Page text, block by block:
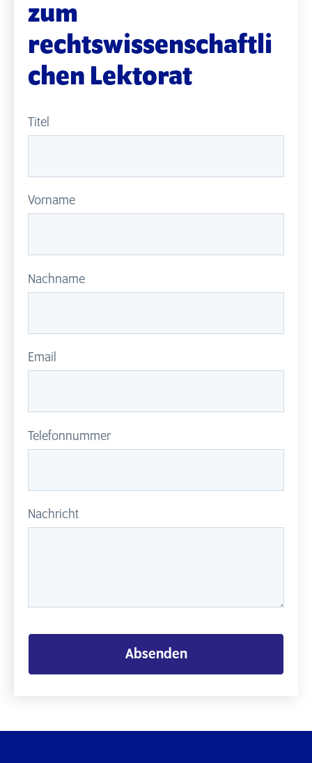
zum
rechtswissenschaftli
chen Lektorat
Titel
Vorname
Nachname
Email
Telefonnummer
Nachricht